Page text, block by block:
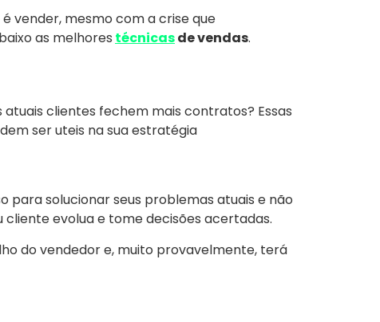
vender, mesmo com a crise que
as melhores técnicasde vendas.
clientes fechem mais contratos? Essas
ser uteis na sua estratégia
para solucionar seus problemas atuais e não
evolua e tome decisões acertadas.
do vendedor e, muito provavelmente, terá